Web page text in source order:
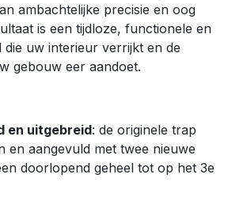
ambachtelijke precisie en oog
is een tijdloze, functionele en
uw interieur verrijkt en de
gebouw eer aandoet.
en uitgebreid: de originele trap
en aangevuld met twee nieuwe
doorlopend geheel tot op het 3e